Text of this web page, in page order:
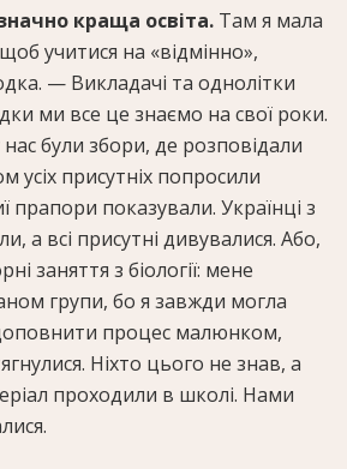
краща освіта. Там я мала
учитися на «відмінно»,
— Викладачі та однолітки
ми все це знаємо на свої роки.
були збори, де розповідали
усіх присутніх попросили
прапори показували. Українці з
а всі присутні дивувалися. Або,
заняття з біології: мене
групи, бо я завжди могла
процес малюнком,
Ніхто цього не знав, а
проходили в школі. Нами